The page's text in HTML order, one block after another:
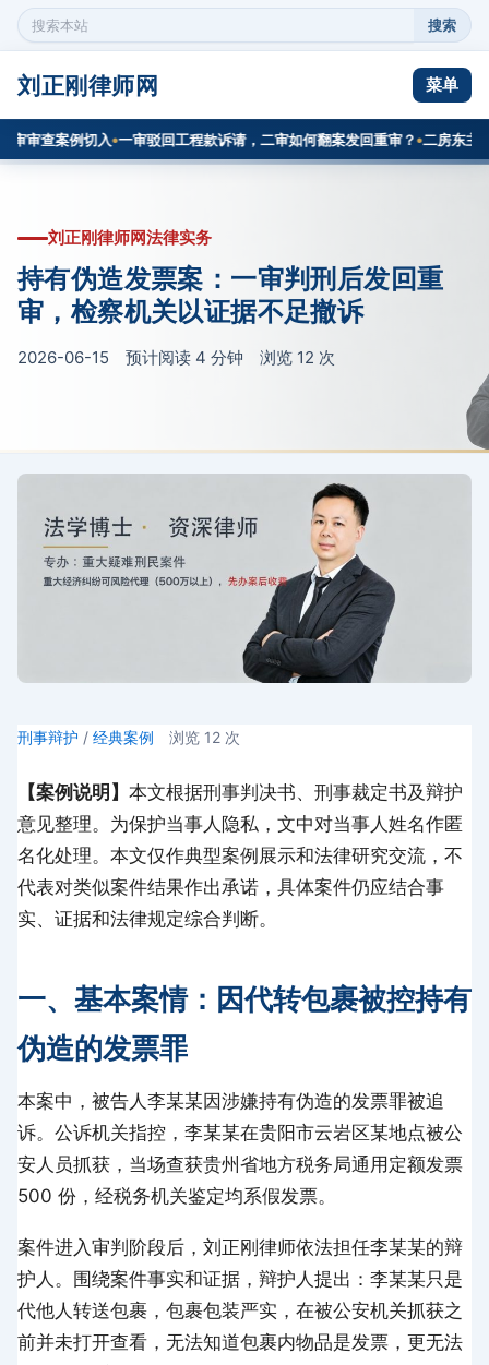
搜
索
本
站
内
容
搜索
刘正刚律师网 菜单
查案例切入 一审驳回工程款诉请，二审如何翻案发回重审？ 二房东主张逾
刘正刚律师网法律实务
持有伪造发票案：一审判刑后发回重
审，检察机关以证据不足撤诉
2026-06-15 预计阅读 4 分钟 浏览 12 次
刑事辩护 / 经典案例 浏览 12 次
【案例说明】 本文根据刑事判决书、刑事裁定书及辩护
意见整理。为保护当事人隐私，文中对当事人姓名作匿
名化处理。本文仅作典型案例展示和法律研究交流，不
代表对类似案件结果作出承诺，具体案件仍应结合事
实、证据和法律规定综合判断。
一、基本案情：因代转包裹被控持有
伪造的发票罪
本案中，被告人李某某因涉嫌持有伪造的发票罪被追
诉。公诉机关指控，李某某在贵阳市云岩区某地点被公
安人员抓获，当场查获贵州省地方税务局通用定额发票
500 份，经税务机关鉴定均系假发票。
案件进入审判阶段后，刘正刚律师依法担任李某某的辩
护人。围绕案件事实和证据，辩护人提出：李某某只是
代他人转送包裹，包裹包装严实，在被公安机关抓获之
前并未打开查看，无法知道包裹内物品是发票，更无法